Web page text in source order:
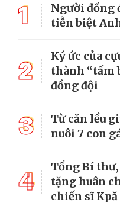
1
Người đồng
tiễn biệt
2
Ký ức của
thành “tấm
đồng đội
3
Từ căn lều
nuôi 7 con
4
Tổng Bí
tặng huân
chiến sĩ